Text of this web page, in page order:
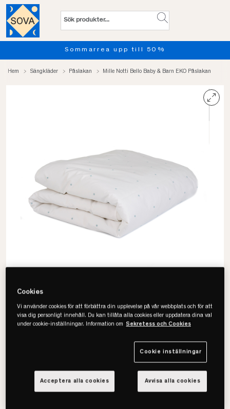
Sommarrea upp till 50%
Hem Sängkläder Påslakan Mille Notti Bello Baby & Barn EKO Påslakan
Bello Baby & Barn EKO Påslakan
Cookies
Vi använder cookies för att förbättra din upplevelse på vår webbplats och för att
visa dig personligt innehåll. Du kan tillåta alla cookies eller uppdatera dina val
under cookie-inställningar. Information om Sekretess och Cookies
Cookie inställningar
Avvisa alla cookies
Acceptera alla cookies